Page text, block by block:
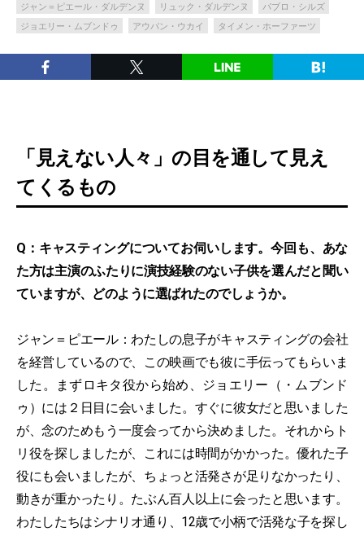
ジャン＝ピエール・ダルデンヌ
リュック・ダルデンヌ
パブロ・シルズ
ジョエリー・ムブンドゥ
アウバン・ウカイ タイメン・ホーファーツ
「見えない人々」の目を通して見え
てくるもの
Q：キャスティングについてお伺いします。今回も、あな
た方は主演のふたりに演技経験のない子供を選んだと聞い
ていますが、どのように選ばれたのでしょうか。
ジャン＝ピエール：わたしの息子がキャスティングの会社
を経営しているので、この映画でも彼に手伝ってもらいま
した。まずロキタ役から始め、ジョエリー（・ムブンド
ゥ）には２日目に会いました。すぐに彼女だと思いました
が、念のためもう一度会ってから決めました。それからト
リ役を探しましたが、これには時間がかかった。優れた子
役にも会いましたが、ちょっと活発さが足りなかったり、
動きが重かったり。たぶん百人以上に会ったと思います。
わたしたちはシナリオ通り、12歳で小柄で活発な子を探し